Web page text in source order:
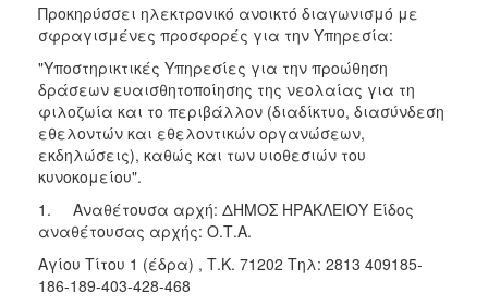
ΕΠΙΣΚΕΠΤΗΣ
ΗΡΑΚΛΕΙΟ
Προκηρύσσει ηλεκτρονικό ανοικτό διαγωνισμό με
σφραγισμένες προσφορές για την Υπηρεσία:
"Υποστηρικτικές Υπηρεσίες για την προώθηση
δράσεων ευαισθητοποίησης της νεολαίας για τη
φιλοζωία και το περιβάλλον (διαδίκτυο, διασύνδεση
εθελοντών και εθελοντικών οργανώσεων,
εκδηλώσεις), καθώς και των υιοθεσιών του
κυνοκομείου".
1. Αναθέτουσα αρχή: ΔΗΜΟΣ ΗΡΑΚΛΕΙΟΥ Είδος
αναθέτουσας αρχής: Ο.Τ.Α.
Αγίου Τίτου 1 (έδρα) , Τ.Κ. 71202 Τηλ: 2813 409185-
186-189-403-428-468